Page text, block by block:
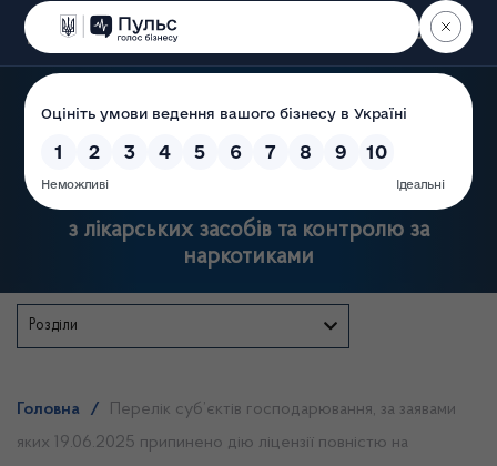
Пошук
Державна служба України
з лікарських засобів та контролю за
наркотиками
Розділи
Головна /
Перелік суб’єктів господарювання, за заявами
яких 19.06.2025 припинено дію ліцензії повністю на